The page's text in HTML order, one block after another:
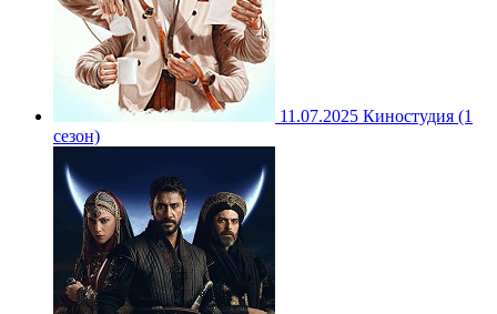
11.07.2025 Киностудия (1
сезон)